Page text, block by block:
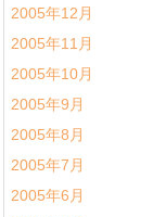
2005年12月
2005年11月
2005年10月
2005年9月
2005年8月
2005年7月
2005年6月